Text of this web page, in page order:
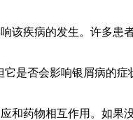
该疾病的发生。许多患
是否会影响银屑病的症
和药物相互作用。如果